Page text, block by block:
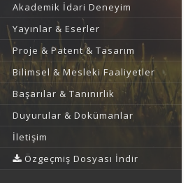
Akademik İdari Deneyim
Yayınlar & Eserler
Proje & Patent & Tasarım
Bilimsel & Mesleki Faaliyetler
Başarılar & Tanınırlık
Duyurular & Dokümanlar
İletişim
Özgeçmiş Dosyası İndir